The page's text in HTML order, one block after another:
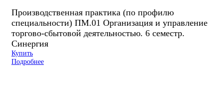
Производственная практика (по профилю
специальности) ПМ.01 Организация и управление
торгово-сбытовой деятельностью. 6 семестр.
Синергия
Купить
Подробнее